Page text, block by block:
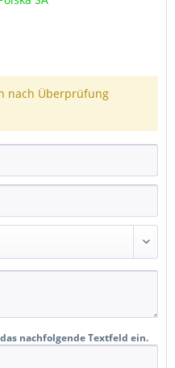
nach Überprüfung
nachfolgende Textfeld ein.